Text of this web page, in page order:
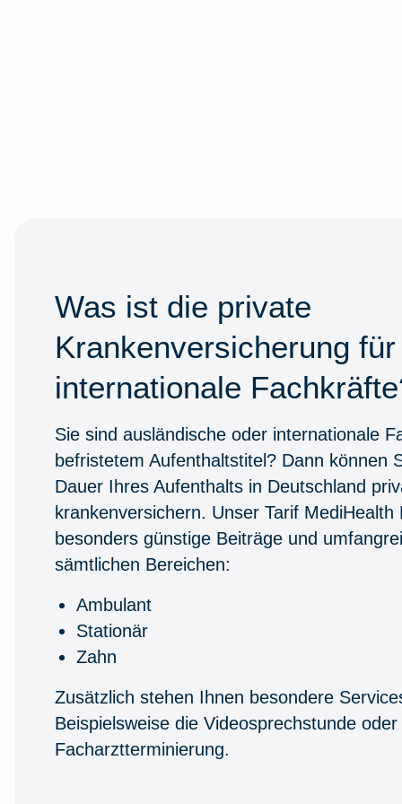
Was ist die private
Krankenversicherung für
internationale
Sie sind ausländische oder internationale
befristetem Aufenthaltstitel? Dann können
Dauer Ihres Aufenthalts in Deutschland
krankenversichern. Unser Tarif
besonders günstige Beiträge und
sämtlichen Bereichen:
Ambulant
Stationär
Zahn
Zusätzlich stehen Ihnen besondere
Beispielsweise die Videosprechstunde
Facharztterminierung.